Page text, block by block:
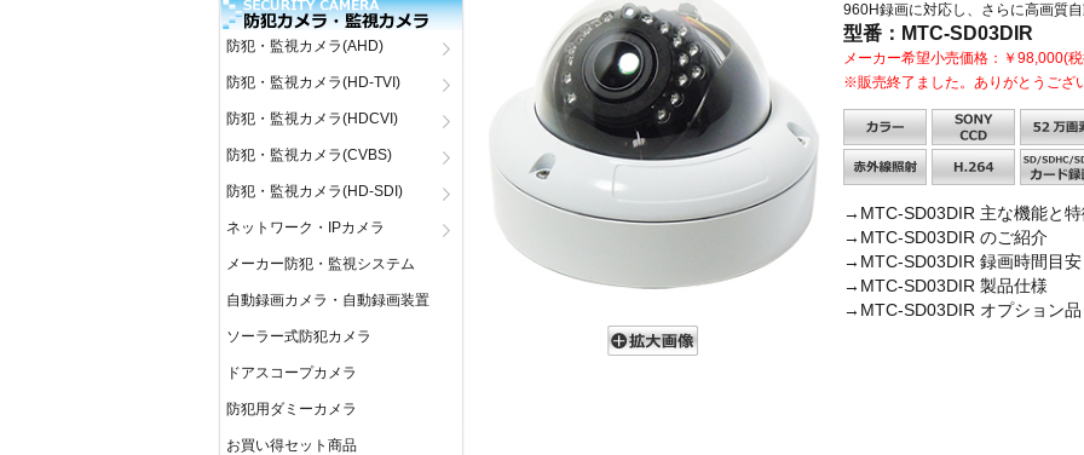
960H録画に対応し、さらに高画質
型番：MTC-SD03DIR
メーカー希望小売価格：￥98,000(
※販売終了ました。ありがとうござ
→MTC-SD03DIR 主な機能と
→MTC-SD03DIR のご紹介
→MTC-SD03DIR 録画時間目安
→MTC-SD03DIR 製品仕様
→MTC-SD03DIR オプション品
防犯・監視カメラ(AHD)
防犯・監視カメラ(HD-TVI)
防犯・監視カメラ(HDCVI)
防犯・監視カメラ(CVBS)
防犯・監視カメラ(HD-SDI)
ネットワーク・IPカメラ
メーカー防犯・監視システム
自動録画カメラ・自動録画装置
ソーラー式防犯カメラ
ドアスコープカメラ
防犯用ダミーカメラ
お買い得セット商品